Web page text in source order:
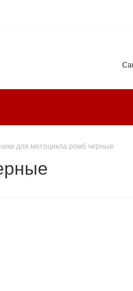
для мотоцикла ромб черные